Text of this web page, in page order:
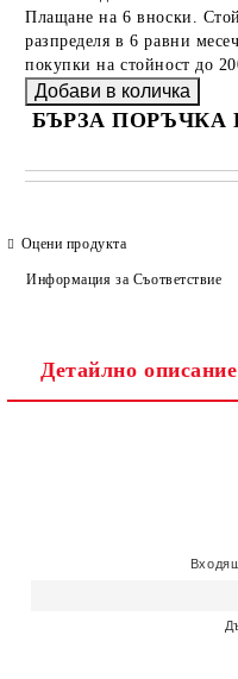
Плащане на 6 вноски.
разпределя в 6 равни
покупки на стойност до
БЪРЗА ПОРЪЧКА
САМО
Оцени продукта
Информация за Съответствие
Детайлно описание